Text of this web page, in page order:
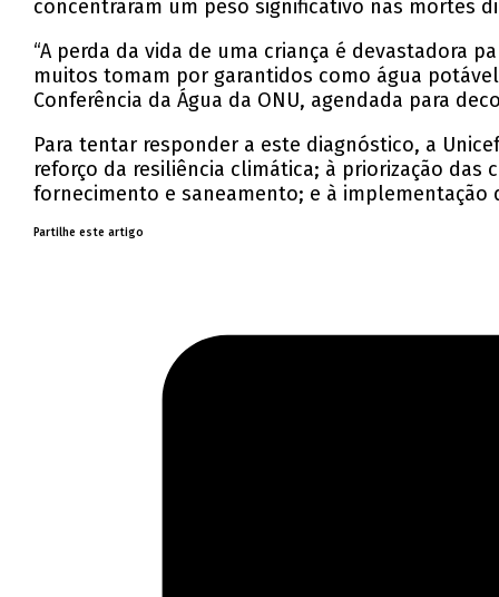
concentraram um peso significativo nas mortes
“A perda da vida de uma criança é devastadora
muitos tomam por garantidos como água
Conferência da Água da ONU, agendada para
Para tentar responder a este diagnóstico, a
reforço da resiliência climática; à priorização
fornecimento e saneamento; e à implementação
Partilhe este artigo